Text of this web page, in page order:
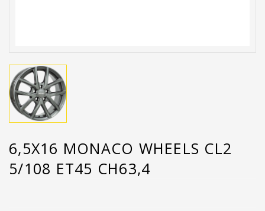
6,5X16 MONACO WHEELS CL2
5/108 ET45 CH63,4